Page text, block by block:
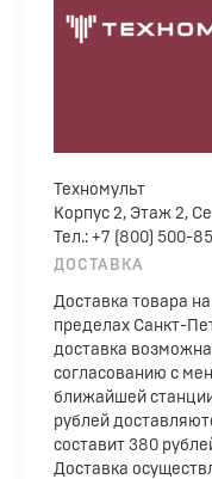
Техномульт
Корпус 2, Этаж 2,
Тел.: +7 (800) 500-
ДОСТАВКА
Доставка товара
пределах Санкт-
доставка
согласованию с
ближайшей
рублей
составит 380
Доставка